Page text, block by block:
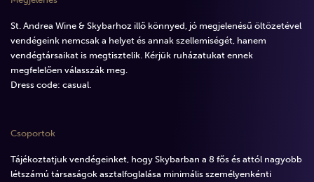
St. Andrea Wine & Skybarhoz illő könnyed, jó megjelenésű öltözetével
vendégeink nemcsak a helyet és annak szellemiségét, hanem
vendégtársaikat is megtisztelik. Kérjük ruházatukat ennek
megfelelően válasszák meg.
Dress code: casual.
Csoportok
Tájékoztatjuk vendégeinket, hogy Skybarban a 8 fős és attól nagyobb
létszámú társaságok asztalfoglalása minimális személyenkénti